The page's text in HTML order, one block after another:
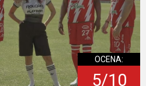
OCENA:
5/10